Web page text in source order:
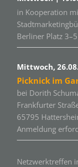
in Kooperation
Berliner Platz 3–5
Mittwoch,
Picknick im
bei Dorith
Frankfurter
65795
Anmeldung
Netzwerktreffen